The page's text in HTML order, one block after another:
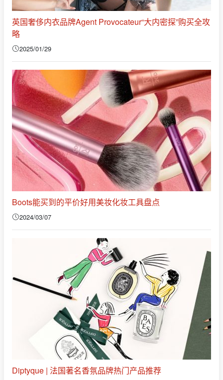
英国奢侈内衣品牌Agent Provocateur“大内密探”购买全攻
略
2025/01/29
Boots能买到的平价好用美妆化妆工具盘点
2024/03/07
Diptyque | 法国著名香氛品牌热门产品推荐